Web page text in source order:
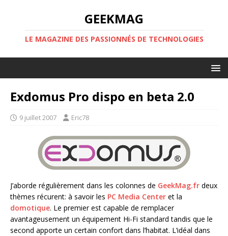
GEEKMAG
LE MAGAZINE DES PASSIONNÉS DE TECHNOLOGIES
Exdomus Pro dispo en beta 2.0
9 juillet 2007 Eric78
J’aborde régulièrement dans les colonnes de GeekMag.fr deux
thèmes récurent: à savoir les PC Media Center et la
domotique. Le premier est capable de remplacer
avantageusement un équipement Hi-Fi standard tandis que le
second apporte un certain confort dans l’habitat. L’idéal dans